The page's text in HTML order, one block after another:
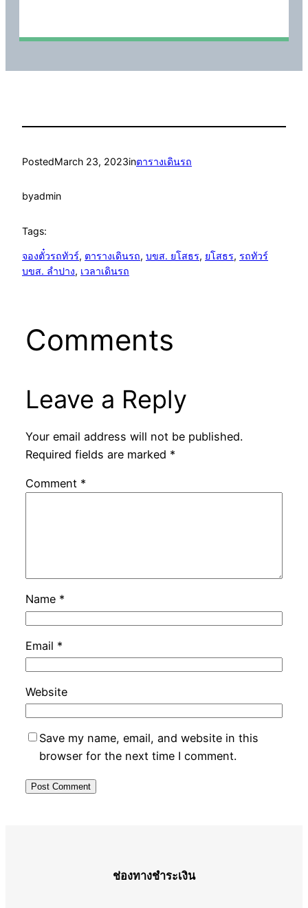
PostedMarch 23, 2023inตารางเดินรถ
byadmin
Tags:
จองตั๋วรถทัวร์, ตารางเดินรถ, บขส. ยโสธร, ยโสธร, รถทัวร์
บขส. ลำปาง, เวลาเดินรถ
Comments
Leave a Reply
Your email address will not be published.
Required fields are marked *
Comment *
Name *
Email *
Website
Save my name, email, and website in this
browser for the next time I comment.
ช่องทางชำระเงิน